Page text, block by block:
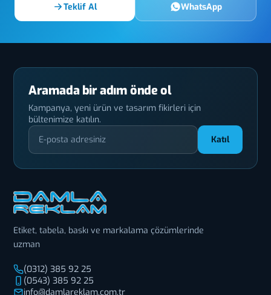
Teklif Al
WhatsApp
Aramada bir adım önde ol
Kampanya, yeni ürün ve tasarım fikirleri için
bültenimize katılın.
Katıl
Etiket, tabela, baskı ve markalama çözümlerinde
uzman
(0312) 385 92 25
(0543) 385 92 25
info@damlareklam.com.tr